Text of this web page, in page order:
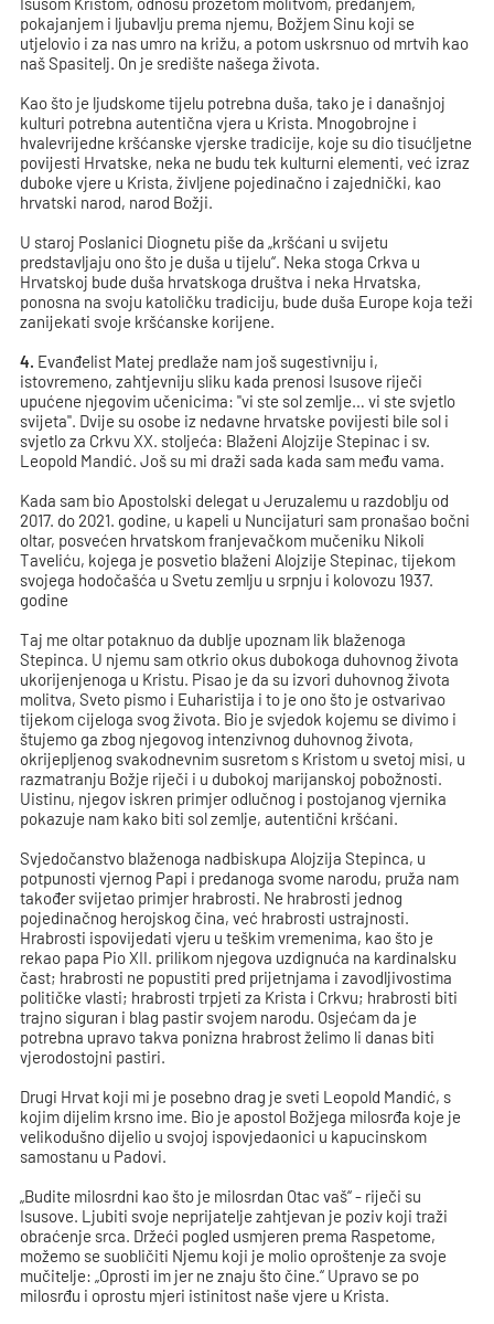
pokajanjem i ljubavlju prema njemu, Božjem Sinu koji se
utjelovio i za nas umro na križu, a potom uskrsnuo od mrtvih kao
naš Spasitelj. On je središte našega života.
Kao što je ljudskome tijelu potrebna duša, tako je i današnjoj
kulturi potrebna autentična vjera u Krista. Mnogobrojne i
hvalevrijedne kršćanske vjerske tradicije, koje su dio tisućljetne
povijesti Hrvatske, neka ne budu tek kulturni elementi, već izraz
duboke vjere u Krista, življene pojedinačno i zajednički, kao
hrvatski narod, narod Božji.
U staroj Poslanici Diognetu piše da „kršćani u svijetu
predstavljaju ono što je duša u tijelu“. Neka stoga Crkva u
Hrvatskoj bude duša hrvatskoga društva i neka Hrvatska,
ponosna na svoju katoličku tradiciju, bude duša Europe koja teži
zanijekati svoje kršćanske korijene.
4. Evanđelist Matej predlaže nam još sugestivniju i,
istovremeno, zahtjevniju sliku kada prenosi Isusove riječi
upućene njegovim učenicima: "vi ste sol zemlje… vi ste svjetlo
svijeta". Dvije su osobe iz nedavne hrvatske povijesti bile sol i
svjetlo za Crkvu XX. stoljeća: Blaženi Alojzije Stepinac i sv.
Leopold Mandić. Još su mi draži sada kada sam među vama.
Kada sam bio Apostolski delegat u Jeruzalemu u razdoblju od
2017. do 2021. godine, u kapeli u Nuncijaturi sam pronašao bočni
oltar, posvećen hrvatskom franjevačkom mučeniku Nikoli
Taveliću, kojega je posvetio blaženi Alojzije Stepinac, tijekom
svojega hodočašća u Svetu zemlju u srpnju i kolovozu 1937.
godine
Taj me oltar potaknuo da dublje upoznam lik blaženoga
Stepinca. U njemu sam otkrio okus dubokoga duhovnog života
ukorijenjenoga u Kristu. Pisao je da su izvori duhovnog života
molitva, Sveto pismo i Euharistija i to je ono što je ostvarivao
tijekom cijeloga svog života. Bio je svjedok kojemu se divimo i
štujemo ga zbog njegovog intenzivnog duhovnog života,
okrijepljenog svakodnevnim susretom s Kristom u svetoj misi, u
razmatranju Božje riječi i u dubokoj marijanskoj pobožnosti.
Uistinu, njegov iskren primjer odlučnog i postojanog vjernika
pokazuje nam kako biti sol zemlje, autentični kršćani.
Svjedočanstvo blaženoga nadbiskupa Alojzija Stepinca, u
potpunosti vjernog Papi i predanoga svome narodu, pruža nam
također svijetao primjer hrabrosti. Ne hrabrosti jednog
pojedinačnog herojskog čina, već hrabrosti ustrajnosti.
Hrabrosti ispovijedati vjeru u teškim vremenima, kao što je
rekao papa Pio XII. prilikom njegova uzdignuća na kardinalsku
čast; hrabrosti ne popustiti pred prijetnjama i zavodljivostima
političke vlasti; hrabrosti trpjeti za Krista i Crkvu; hrabrosti biti
trajno siguran i blag pastir svojem narodu. Osjećam da je
potrebna upravo takva ponizna hrabrost želimo li danas biti
vjerodostojni pastiri.
Drugi Hrvat koji mi je posebno drag je sveti Leopold Mandić, s
kojim dijelim krsno ime. Bio je apostol Božjega milosrđa koje je
velikodušno dijelio u svojoj ispovjedaonici u kapucinskom
samostanu u Padovi.
„Budite milosrdni kao što je milosrdan Otac vaš“ - riječi su
Isusove. Ljubiti svoje neprijatelje zahtjevan je poziv koji traži
obraćenje srca. Držeći pogled usmjeren prema Raspetome,
možemo se suobličiti Njemu koji je molio oproštenje za svoje
mučitelje: „Oprosti im jer ne znaju što čine.“ Upravo se po
milosrđu i oprostu mjeri istinitost naše vjere u Krista.